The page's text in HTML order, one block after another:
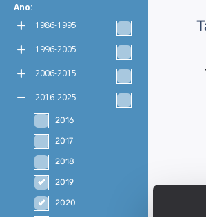
Ano:
1986-1995
1996-2005
2006-2015
2016-2025
2016
2017
2018
2019
2020